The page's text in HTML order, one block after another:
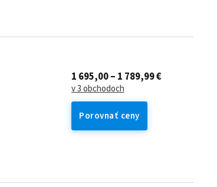
1 695,00 – 1 789,99 €
v 3 obchodoch
Porovnať ceny